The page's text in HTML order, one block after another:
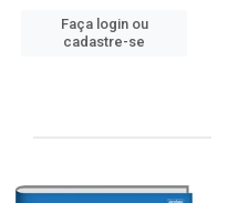
Faça login ou
cadastre-se